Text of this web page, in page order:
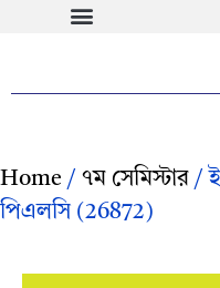
Home / ৭ম সেমিস্টার /
পিএলসি (26872)